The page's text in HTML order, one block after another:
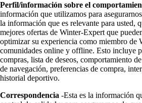
Perfil/información sobre el
información que utilizamos para
la información que es relevante para usted,
mejores ofertas de Winter-Expert que
optimizar su experiencia como miembro de
comunidades online y offline. Esto incluye
compras, lista de deseos, comportamiento
de navegación, preferencias de compra,
historial deportivo.
Correspondencia -Esta es la información